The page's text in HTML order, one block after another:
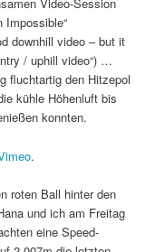
Video-Session
Impossible“
downhill video – but it
/ uphill video“) …
fluchtartig den Hitzepol
kühle Höhenluft bis
konnten.
.
roten Ball hinter den
und ich am Freitag
eine Speed-